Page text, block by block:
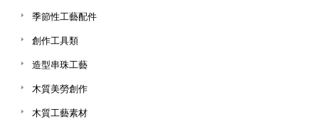
季節性工藝配件
創作工具類
造型串珠工藝
木質美勞創作
木質工藝素材